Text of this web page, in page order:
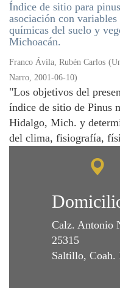
Índice de sitio para
asociación con
químicas del suelo y
Michoacán.
Franco Ávila, Rubén Carlos (
Narro, 2001-06-10)
"Los objetivos del
índice de sitio de Pinus
Hidalgo, Mich. y
del clima, fisiografía,
Calz. Antonio
25315
Saltillo, Coah.